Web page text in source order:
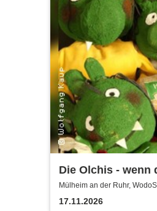
Die Olchis - wenn
Babysitter kommt
Mülheim an der Ruhr,
Ringlokschuppen Ruhr
17.11.2026